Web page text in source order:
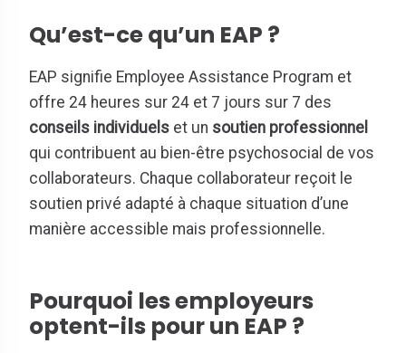
Qu’est-ce qu’un EAP ?
EAP signifie Employee Assistance Program et
offre 24 heures sur 24 et 7 jours sur 7 des
conseils individuels et un soutien professionnel
qui contribuent au bien-être psychosocial de vos
collaborateurs. Chaque collaborateur reçoit le
soutien privé adapté à chaque situation d’une
manière accessible mais professionnelle.
Pourquoi les employeurs
optent-ils pour un EAP ?